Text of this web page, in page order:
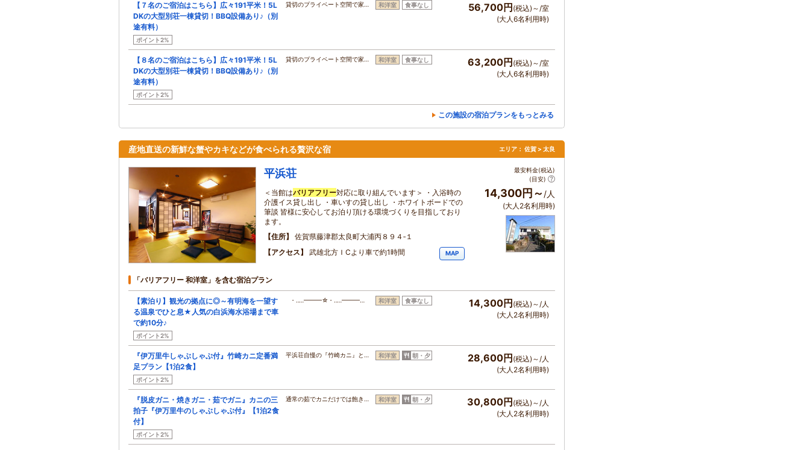
【７名のご宿泊はこちら】広々191平米！5L
DKの大型別荘一棟貸切！BBQ設備あり♪（別
途有料）
ポイント2%
貸切のプライベート空間で家… 和洋室 食事なし 56,700円 (税込)～/室
(大人6名利用時)
【８名のご宿泊はこちら】広々191平米！5L
DKの大型別荘一棟貸切！BBQ設備あり♪（別
途有料）
ポイント2%
貸切のプライベート空間で家… 和洋室 食事なし 63,200円 (税込)～/室
(大人6名利用時)
この施設の宿泊プランをもっとみる
産地直送の新鮮な蟹やカキなどが食べられる贅沢な宿 エリア： 佐賀 > 太良
平浜荘
＜当館はバリアフリー対応に取り組んでいます＞ ・入浴時の
介護イス貸し出し ・車いすの貸し出し ・ホワイトボードでの
筆談 皆様に安心してお泊り頂ける環境づくりを目指しており
ます。
住所
佐賀県藤津郡太良町大浦丙８９４‐１
アクセス
武雄北方ＩCより車で約1時間 MAP
最安料金(税込)
(目安)
14,300円～ /人
(大人2名利用時)
「バリアフリー 和洋室」を含む宿泊プラン
【素泊り】観光の拠点に◎～有明海を一望す
る温泉でひと息★人気の白浜海水浴場まで車
で約10分♪
ポイント2%
・‥…━━━☆・‥…━━━… 和洋室 食事なし 14,300円 (税込)～/人
(大人2名利用時)
『伊万里牛しゃぶしゃぶ付』竹崎カニ定番満
足プラン【1泊2食】
ポイント2%
平浜荘自慢の『竹崎カニ』と… 和洋室 朝・夕 28,600円 (税込)～/人
(大人2名利用時)
『脱皮ガニ・焼きガニ・茹でガニ』カニの三
拍子『伊万里牛のしゃぶしゃぶ付』【1泊2食
付】
ポイント2%
通常の茹でカニだけでは飽き… 和洋室 朝・夕 30,800円 (税込)～/人
(大人2名利用時)